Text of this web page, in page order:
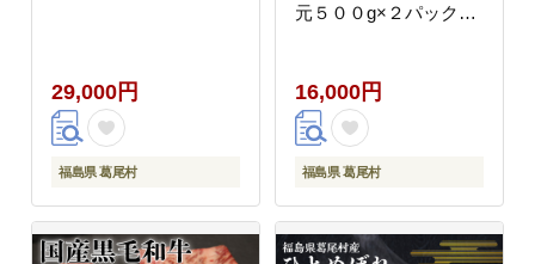
29,000円
福島県 葛尾村
元５００g×２パック
16,000円
福島県 葛尾村